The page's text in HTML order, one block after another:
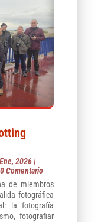
2026|
Comentario
de miembros
fotográfica
la fotografía
fotografiar